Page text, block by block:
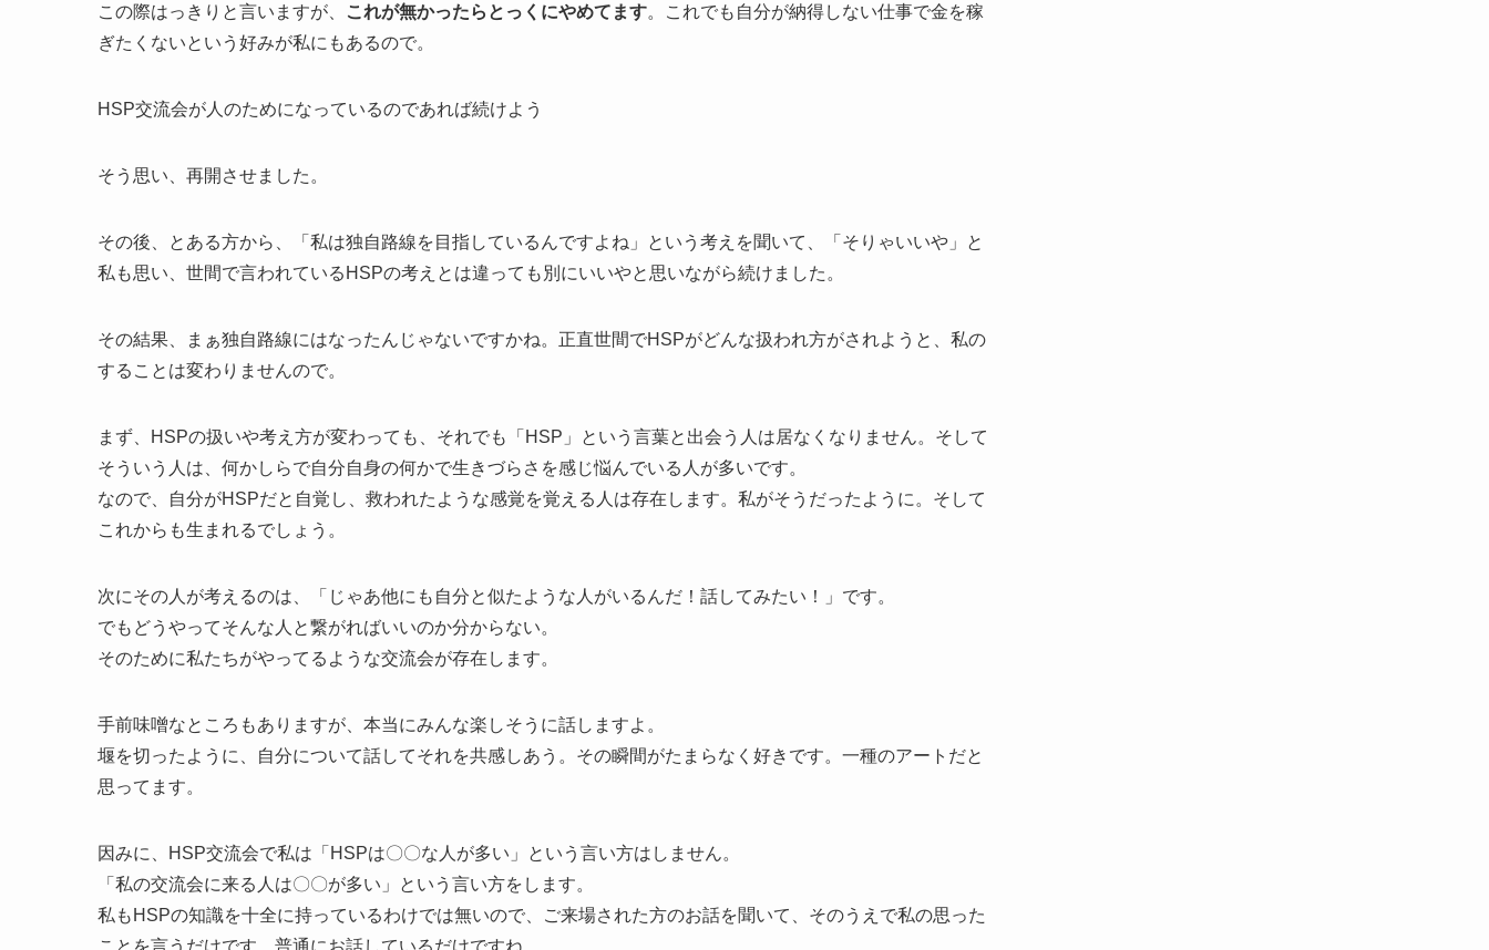
この際はっきりと言いますが、
これが無かったらとっくにやめてます。これでも自分が納得しない仕事で金を稼
ぎたくないという好みが私にもあるので。
HSP交流会が人のためになっているのであれば続けよう
そう思い、再開させました。
その後、とある方から、「私は独自路線を目指しているんですよね」という考えを聞いて、「そりゃいいや」と
私も思い、世間で言われているHSPの考えとは違っても別にいいやと思いながら続けました。
その結果、まぁ独自路線にはなったんじゃないですかね。正直世間でHSPがどんな扱われ方がされようと、私の
することは変わりませんので。
まず、HSPの扱いや考え方が変わっても、それでも「HSP」という言葉と出会う人は居なくなりません。そして
そういう人は、何かしらで自分自身の何かで生きづらさを感じ悩んでいる人が多いです。
なので、自分がHSPだと自覚し、救われたような感覚を覚える人は存在します。私がそうだったように。そして
これからも生まれるでしょう。
次にその人が考えるのは、「じゃあ他にも自分と似たような人がいるんだ！話してみたい！」です。
でもどうやってそんな人と繋がればいいのか分からない。
そのために私たちがやってるような交流会が存在します。
手前味噌なところもありますが、本当にみんな楽しそうに話しますよ。
堰を切ったように、自分について話してそれを共感しあう。その瞬間がたまらなく好きです。一種のアートだと
思ってます。
因みに、HSP交流会で私は「HSPは〇〇な人が多い」という言い方はしません。
「私の交流会に来る人は〇〇が多い」という言い方をします。
私もHSPの知識を十全に持っているわけでは無いので、ご来場された方のお話を聞いて、そのうえで私の思った
ことを言うだけです。普通にお話しているだけですね。